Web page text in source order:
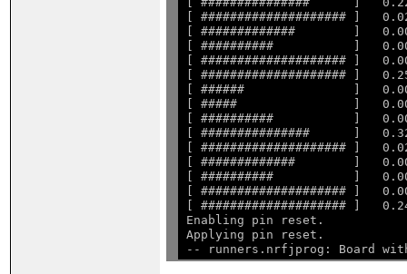
[ #################### ]
[ #############        ]
[ ##########           ]
[ #################### ]
[ #################### ]
[ ######               ]
[ #####                ]
[ ##########           ]
[ ###############      ]
[ #################### ]
[ #############        ]
[ ##########           ]
[ #################### ]
[
Enabling pin reset.
Applying pin reset.